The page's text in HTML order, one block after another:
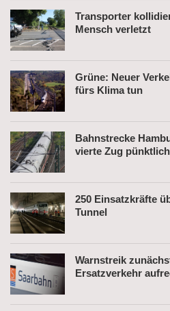
Transporter
Mensch verletzt
Grüne: Neuer
fürs Klima tun
Bahnstrecke
vierte Zug pünktlich
250 Einsatzkräfte
Tunnel
Warnstreik
Ersatzverkehr